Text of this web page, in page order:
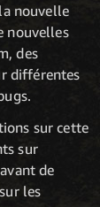
nouvelle
nouvelles
des
différentes
sur cette
sur
de
les